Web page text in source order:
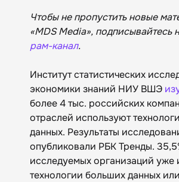
Чтобы не пропустить новые
«MDS Media», подписывайтесь
рам-канал.
Институт статистических
экономики знаний НИУ ВШЭ
более 4 тыс. российских
отраслей используют
данных. Результаты
опубликовали РБК Тренды.
исследуемых организаций уже
технологии больших данных